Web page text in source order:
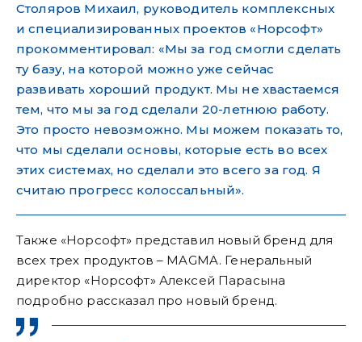
Столяров Михаил, руководитель комплексных
и специализированных проектов «Норсофт»
прокомментировал: «Мы за год смогли сделать
ту базу, на которой можно уже сейчас
развивать хороший продукт. Мы не хвастаемся
тем, что мы за год сделали 20-летнюю работу.
Это просто невозможно. Мы можем показать то,
что мы сделали основы, которые есть во всех
этих системах, но сделали это всего за год. Я
считаю прогресс колоссальный».
Также «Норсофт» представил новый бренд для
всех трех продуктов – MAGMA. Генеральный
директор «Норсофт» Алексей Парасына
подробно рассказал про новый бренд.